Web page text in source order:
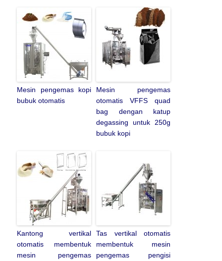
Mesin pengemas kopi
bubuk otomatis
Mesin pengemas
otomatis VFFS quad
bag dengan katup
degassing untuk 250g
bubuk kopi
Kantong vertikal
otomatis membentuk
mesin pengemas
Tas vertikal otomatis
membentuk mesin
pengemas pengisi